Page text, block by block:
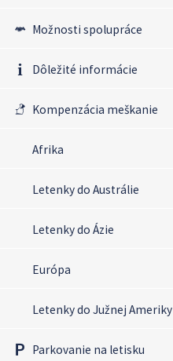
Možnosti spolupráce
Dôležité informácie
Kompenzácia meškanie
Afrika
Letenky do Austrálie
Letenky do Ázie
Európa
Letenky do Južnej Ameriky
Parkovanie na letisku